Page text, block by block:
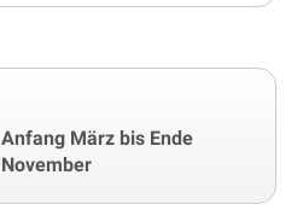
Anfang März bis Ende
November